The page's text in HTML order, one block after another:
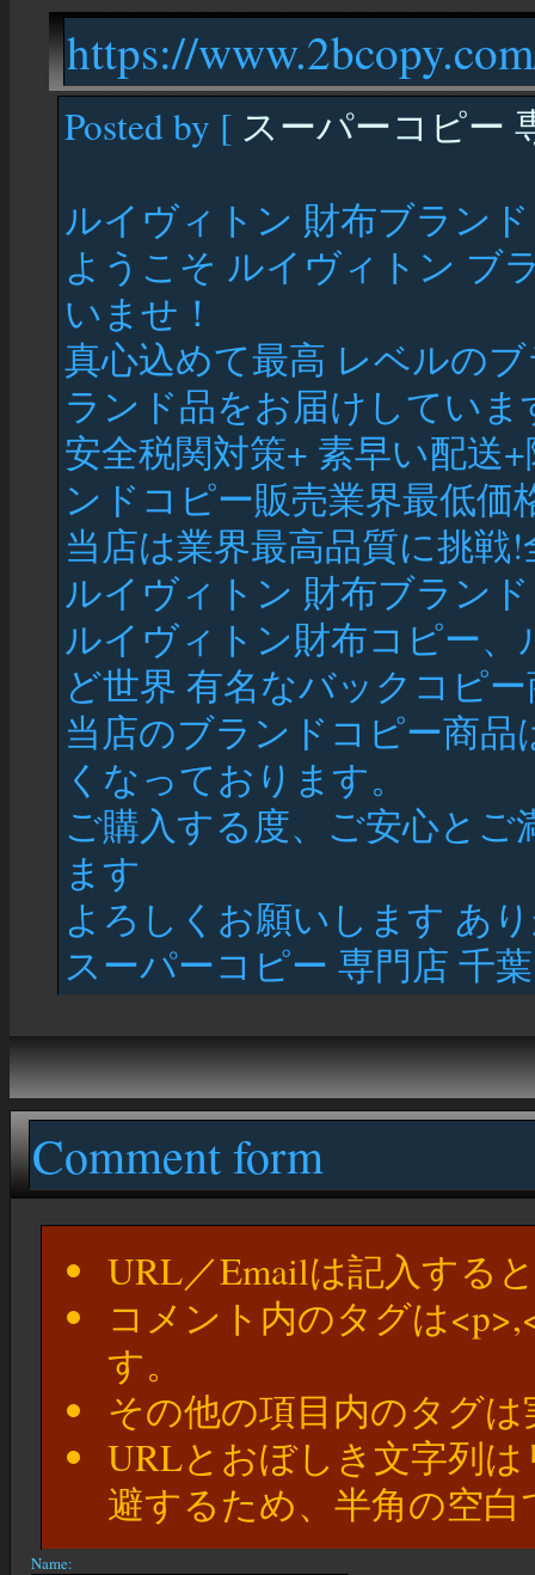
https://
Posted by [ スーパーコピー
ルイヴィトン 財布ブラン
ようこそ ルイヴィトン ブ
いませ！
真心込めて最高 レベルの
ランド品をお届けしていま
安全税関対策+ 素早い配送
ンドコピー販売業界最低価
当店は業界最高品質に挑
ルイヴィトン 財布ブラン
ルイヴィトン財布コピー
ど世界 有名なバックコピ
当店のブランドコピー商
くなっております。
ご購入する度、ご安心と
ます
よろしくお願いします あ
スーパーコピー 専門店 千
Comment form
URL／Emailは記入する
コメント内のタグは
す。
その他の項目内のタグ
URLとおぼしき文字列
避するため、半角の空
Name: